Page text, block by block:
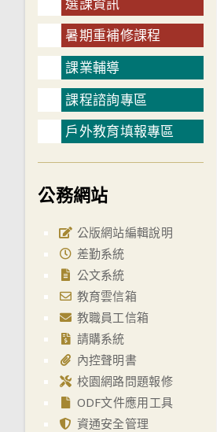
暑期重補修課程
課業輔導
課程諮詢專區
戶外教育填報專區
公務網站
公版網站編輯說明
差勤系統
公文系統
教育雲信箱
教職員工信箱
請購系統
內控聲明書
校園網路問題報修
ODF文件應用工具
資通安全管理